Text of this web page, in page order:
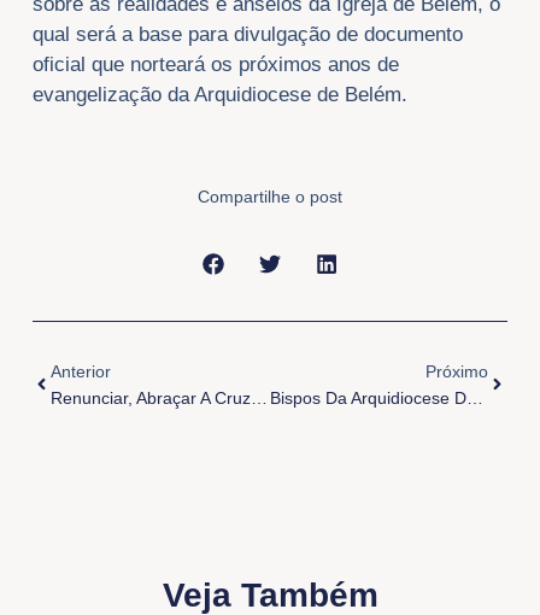
qual será a base para divulgação de documento
oficial que norteará os próximos anos de
evangelização da Arquidiocese de Belém.
Compartilhe o post
Anterior
Renunciar, Abraçar A Cruz E Seguir Jesus
Próximo
Bispos Da Arquidiocese De Belém Se Encontram Com Papa Francisco
Veja Também